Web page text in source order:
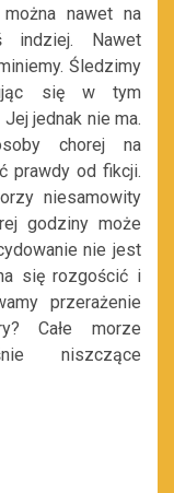
nawet na
indziej. Nawet
Śledzimy
się w tym
jednak nie ma.
chorej na
prawdy od fikcji.
niesamowity
godziny może
nie jest
się rozgościć i
przerażenie
Całe morze
niszczące